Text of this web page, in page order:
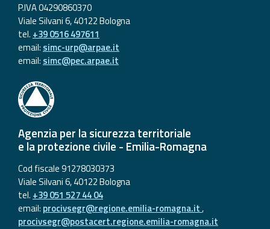
P.IVA 04290860370
Viale Silvani 6, 40122 Bologna
tel. +39 0516 497611
email: simc-urp@arpae.it
email: simc@pec.arpae.it
Agenzia per la sicurezza territoriale
e la protezione civile - Emilia-Romagna
Cod fiscale 91278030373
Viale Silvani 6, 40122 Bologna
tel. +39 051 527 44 04
email: procivsegr@regione.emilia-romagna.it ,
procivsegr@postacert.regione.emilia-romagna.it